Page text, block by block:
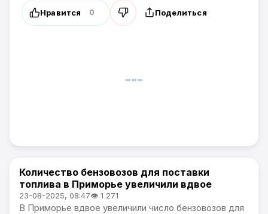
Нравится 0 Поделиться
Новости Приморского края
Количество бензовозов для поставки
топлива в Приморье увеличили вдвое
23-08-2025, 08:47👁 1 271
В Приморье вдвое увеличили число бензовозов для